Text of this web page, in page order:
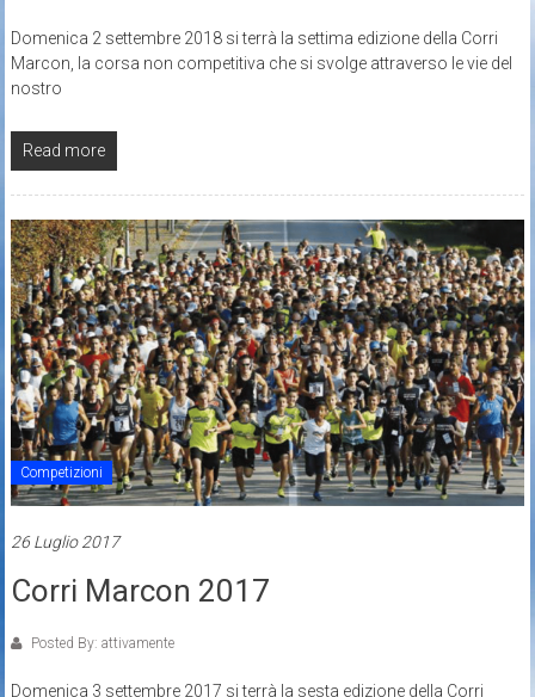
Domenica 2 settembre 2018 si terrà la settima edizione della Corri
Marcon, la corsa non competitiva che si svolge attraverso le vie del
nostro
Read more
Competizioni
26 Luglio 2017
Corri Marcon 2017
Posted By: attivamente
Domenica 3 settembre 2017 si terrà la sesta edizione della Corri